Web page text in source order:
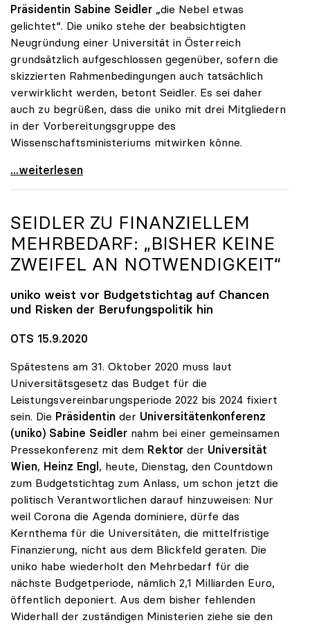
Präsidentin Sabine Seidler „die Nebel etwas
gelichtet“. Die uniko stehe der beabsichtigten
Neugründung einer Universität in Österreich
grundsätzlich aufgeschlossen gegenüber, sofern die
skizzierten Rahmenbedingungen auch tatsächlich
verwirklicht werden, betont Seidler. Es sei daher
auch zu begrüßen, dass die uniko mit drei Mitgliedern
in der Vorbereitungsgruppe des
Wissenschaftsministeriums mitwirken könne.
uniko steht Neugründung der TU Oberösterreich
...weiterlesen
SEIDLER ZU FINANZIELLEM
MEHRBEDARF: „BISHER KEINE
ZWEIFEL AN NOTWENDIGKEIT“
uniko weist vor Budgetstichtag auf Chancen
und Risken der Berufungspolitik hin
OTS 15.9.2020
Spätestens am 31. Oktober 2020 muss laut
Universitätsgesetz das Budget für die
Leistungsvereinbarungsperiode 2022 bis 2024 fixiert
sein. Die Präsidentin der Universitätenkonferenz
(uniko) Sabine Seidler nahm bei einer gemeinsamen
Pressekonferenz mit dem Rektor der Universität
Wien, Heinz Engl , heute, Dienstag, den Countdown
zum Budgetstichtag zum Anlass, um schon jetzt die
politisch Verantwortlichen darauf hinzuweisen: Nur
weil Corona die Agenda dominiere, dürfe das
Kernthema für die Universitäten, die mittelfristige
Finanzierung, nicht aus dem Blickfeld geraten. Die
uniko habe wiederholt den Mehrbedarf für die
nächste Budgetperiode, nämlich 2,1 Milliarden Euro,
öffentlich deponiert. Aus dem bisher fehlenden
Widerhall der zuständigen Ministerien ziehe sie den